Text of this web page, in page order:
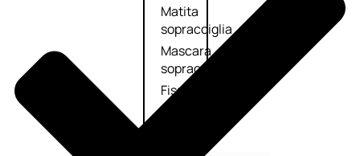
Matita
sopracciglia
Mascara
sopracciglia
Fissante
sopracciglia